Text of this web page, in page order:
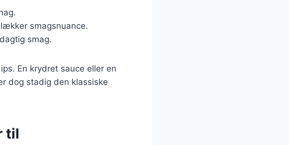
smagsnuance.
smag.
En krydret sauce eller en
dog stadig den klassiske
til